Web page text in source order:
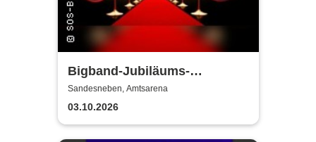
Bigband-Jubiläums-
Galakonzert
Sandesneben, Amtsarena
03.10.2026